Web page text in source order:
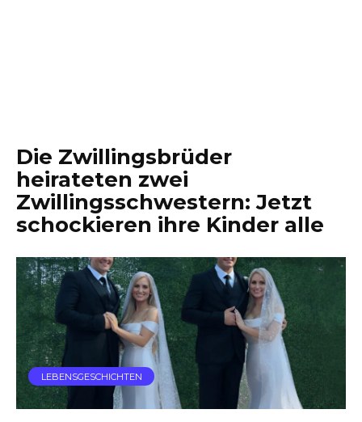
Die Zwillingsbrüder
heirateten zwei
Zwillingsschwestern: Jetzt
schockieren ihre Kinder alle
LEBENSGESCHICHTEN